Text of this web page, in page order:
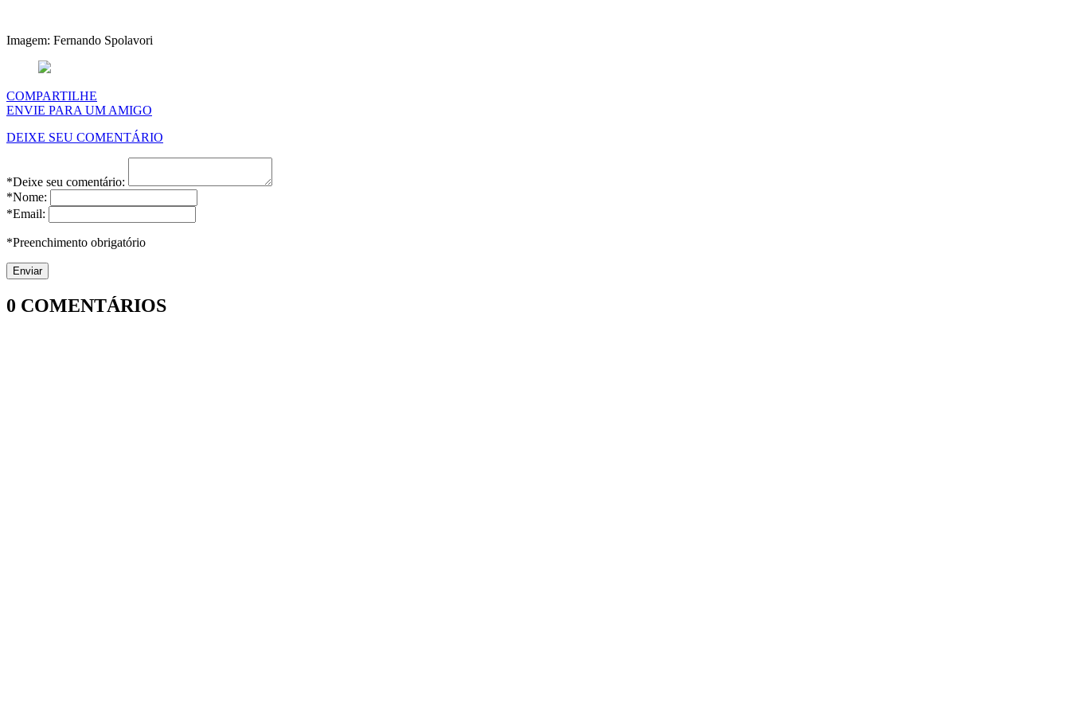
Imagem: Fernando Spolavori
COMPARTILHE
ENVIE PARA UM AMIGO
DEIXE SEU COMENTÁRIO
*Deixe seu comentário:
*Nome:
*Email:
*Preenchimento obrigatório
0 COMENTÁRIOS